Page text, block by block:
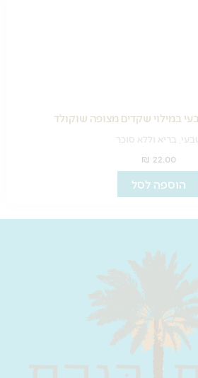
במילוי שקדים מצופה שוקולד
בריא וללא סוכר
₪ 22.00
הוספה לסל